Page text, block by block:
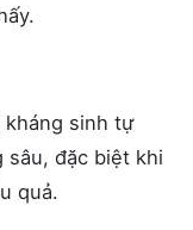
kháng sinh tự
sâu, đặc biệt khi
quả.